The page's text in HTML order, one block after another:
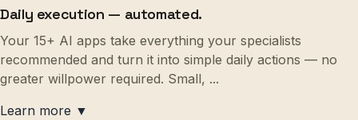
Daily execution — automated.
Your 15+ AI apps take everything your specialists
recommended and turn it into simple daily actions — no
greater willpower required. Small, ...
Learn more ▼